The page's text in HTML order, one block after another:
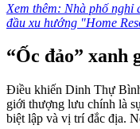
Xem thêm: Nhà phố
đầu xu hướng "Home
“Ốc đảo” xanh
Điều khiến Dinh Thự
giới thượng lưu chính là
biệt lập và vị trí đắc địa.